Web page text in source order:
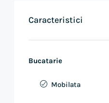
Caracteristici
Bucatarie
Mobilata